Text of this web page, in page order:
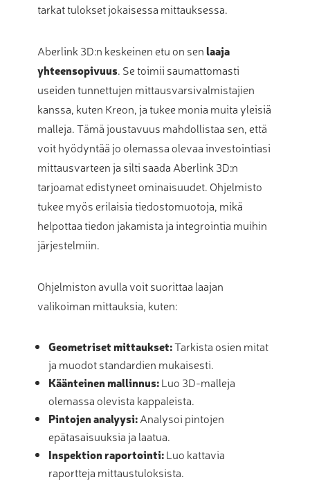
tarkat tulokset jokaisessa mittauksessa.
Aberlink 3D:n keskeinen etu on senlaaja
yhteensopivuus. Se toimii saumattomasti
useiden tunnettujen mittausvarsivalmistajien
kanssa, kuten Kreon, ja tukee monia muita yleisiä
malleja. Tämä joustavuus mahdollistaa sen, että
voit hyödyntää jo olemassa olevaa investointiasi
mittausvarteen ja silti saada Aberlink 3D:n
tarjoamat edistyneet ominaisuudet. Ohjelmisto
tukee myös erilaisia tiedostomuotoja, mikä
helpottaa tiedon jakamista ja integrointia muihin
järjestelmiin.
Ohjelmiston avulla voit suorittaa laajan
valikoiman mittauksia, kuten:
Geometriset mittaukset:Tarkista osien mitat
ja muodot standardien mukaisesti.
Käänteinen mallinnus:Luo 3D-malleja
olemassa olevista kappaleista.
Pintojen analyysi:Analysoi pintojen
epätasaisuuksia ja laatua.
Inspektion raportointi:Luo kattavia
raportteja mittaustuloksista.